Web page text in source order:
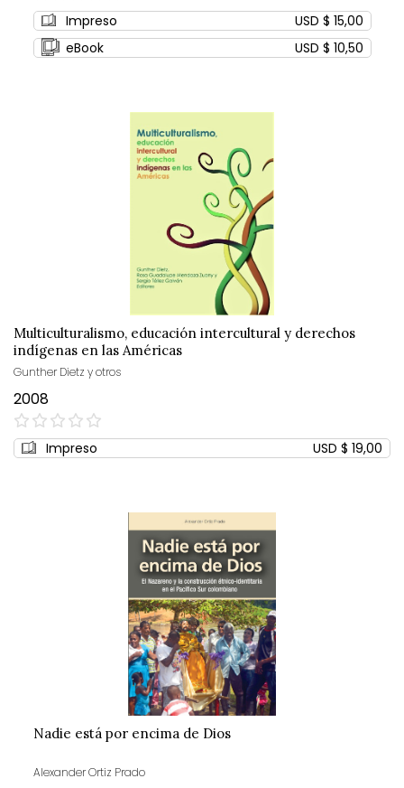
0%
Impreso
USD $ 15,00
eBook
USD $ 10,50
Multiculturalismo, educación intercultural y derechos
indígenas en las Américas
Gunther Dietz y otros
2008
0%
Impreso USD $ 19,00
Nadie está por encima de Dios
Alexander Ortiz Prado